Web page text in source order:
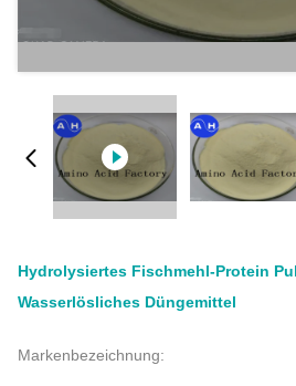
Hydrolysiertes Fischmehl-Protein
Wasserlösliches Düngemittel
Markenbezeichnung: